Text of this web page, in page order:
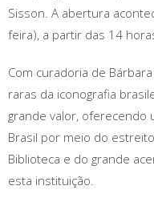
Sisson. A abertura
feira), a partir das 14
Com curadoria de
raras da iconografia
grande valor, oferecendo
Brasil por meio do
Biblioteca e do grande
esta instituição.